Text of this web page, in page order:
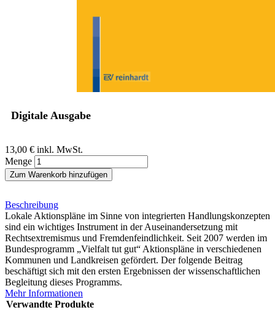
Instrumente in der
Auseinandersetzung mit
Digitale Ausgabe
13,00 € inkl. MwSt.
Menge
Zum Warenkorb hinzufügen
Beschreibung
Lokale Aktionspläne im Sinne von integrierten Handlungskonzepten
sind ein wichtiges Instrument in der Auseinandersetzung mit
Rechtsextremismus und Fremdenfeindlichkeit. Seit 2007 werden im
Bundesprogramm „Vielfalt tut gut“ Aktionspläne in verschiedenen
Kommunen und Landkreisen gefördert. Der folgende Beitrag
beschäftigt sich mit den ersten Ergebnissen der wissenschaftlichen
Begleitung dieses Programms.
Mehr Informationen
Verwandte Produkte